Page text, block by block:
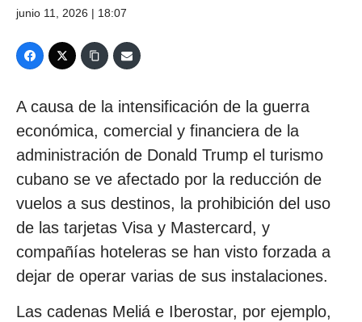
junio 11, 2026 | 18:07
A causa de la intensificación de la guerra
económica, comercial y financiera de la
administración de Donald Trump el turismo
cubano se ve afectado por la reducción de
vuelos a sus destinos, la prohibición del uso
de las tarjetas Visa y Mastercard, y
compañías hoteleras se han visto forzada a
dejar de operar varias de sus instalaciones.
Las cadenas Meliá e Iberostar, por ejemplo,